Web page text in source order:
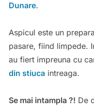
Dunare.
Aspicul este un
pasare, fiind limpede.
au fiert impreuna cu
din stiucaintreaga.
Se mai intampla ?! De